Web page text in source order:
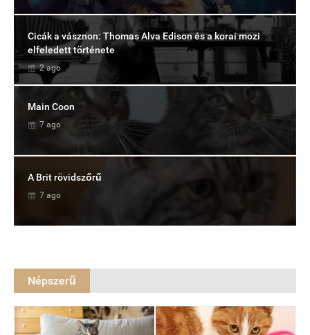
Cicák a vásznon: Thomas Alva Edison és a korai mozi
elfeledett története
2 ago
Main Coon
7 ago
A Brit rövidszőrű
7 ago
Népszerű